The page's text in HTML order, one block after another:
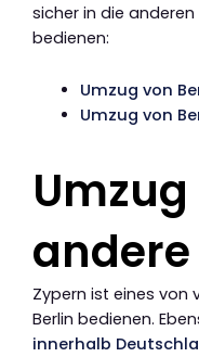
sicher in die
bedienen:
Umzug von
Umzug von
Zypern ist eines von
Berlin bedienen.
innerhalb